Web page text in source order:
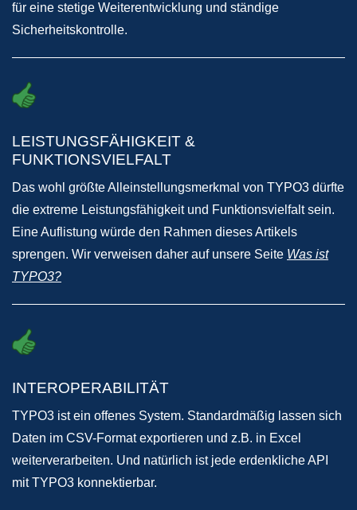
für eine stetige Weiterentwicklung und ständige
Sicherheitskontrolle.
LEISTUNGSFÄHIGKEIT &
FUNKTIONSVIELFALT
Das wohl größte Alleinstellungsmerkmal von TYPO3 dürfte
die extreme Leistungsfähigkeit und Funktionsvielfalt sein.
Eine Auflistung würde den Rahmen dieses Artikels
sprengen. Wir verweisen daher auf unsere Seite Was ist
TYPO3?
INTEROPERABILITÄT
TYPO3 ist ein offenes System. Standardmäßig lassen sich
Daten im CSV-Format exportieren und z.B. in Excel
weiterverarbeiten. Und natürlich ist jede erdenkliche API
mit TYPO3 konnektierbar.